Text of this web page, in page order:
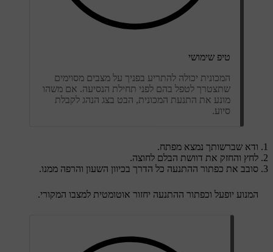
טיפ שימושי
המכונית יכולה להתריע בפניך על מצבים מסוימים
שתצטרך לטפל בהם לפני תחילת הנסיעה. אם משהו
מונע את התנעת המכונית, הבט בצג הנהג לקבלת
סיוע.
ודא שברשותך נמצא מפתח.
לחץ והחזק את דוושת הבלם לחוצה.
סובב את כפתור ההתנעה כל הדרך בכיוון השעון והרפה ממנו.
המנוע יופעל וכפתור ההתנעה יחזור אוטומטית למצבו המקורי.